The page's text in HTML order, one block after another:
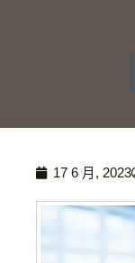
17 6 月, 2023